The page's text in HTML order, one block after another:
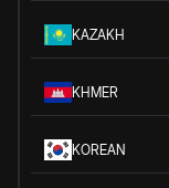
KAZAKH
KHMER
KOREAN